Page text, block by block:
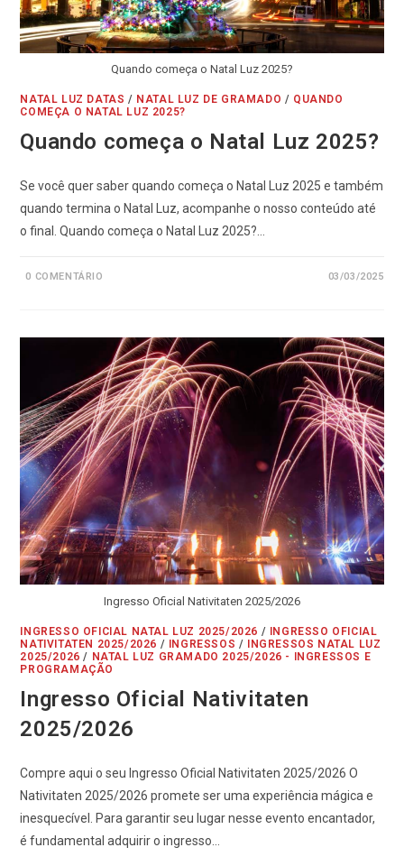
Quando começa o Natal Luz 2025?
NATAL LUZ DATAS / NATAL LUZ DE GRAMADO / QUANDO
COMEÇA O NATAL LUZ 2025?
Quando começa o Natal Luz 2025?
Se você quer saber quando começa o Natal Luz 2025 e também
quando termina o Natal Luz, acompanhe o nosso conteúdo até
o final. Quando começa o Natal Luz 2025?…
0 COMENTÁRIO 03/03/2025
Ingresso Oficial Nativitaten 2025/2026
INGRESSO OFICIAL NATAL LUZ 2025/2026 / INGRESSO OFICIAL
NATIVITATEN 2025/2026 / INGRESSOS / INGRESSOS NATAL LUZ
2025/2026 / NATAL LUZ GRAMADO 2025/2026 - INGRESSOS E
PROGRAMAÇÃO
Ingresso Oficial Nativitaten
2025/2026
Compre aqui o seu Ingresso Oficial Nativitaten 2025/2026 O
Nativitaten 2025/2026 promete ser uma experiência mágica e
inesquecível. Para garantir seu lugar nesse evento encantador,
é fundamental adquirir o ingresso…